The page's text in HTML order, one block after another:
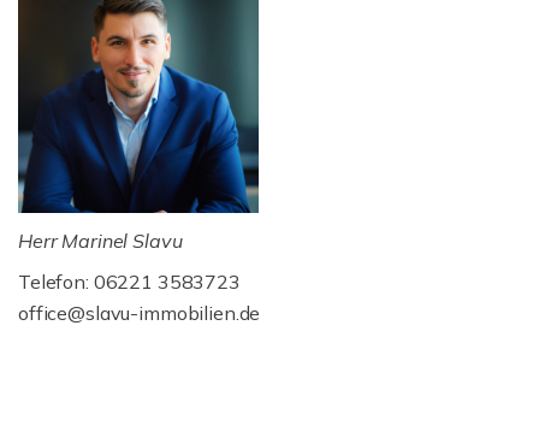
Herr Marinel Slavu
Telefon: 06221 3583723
office@slavu-immobilien.de